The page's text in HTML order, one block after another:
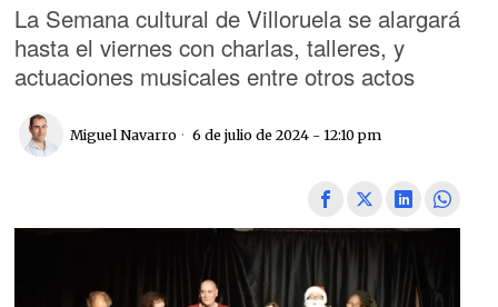
La Semana cultural de Villoruela se alargará
hasta el viernes con charlas, talleres, y
actuaciones musicales entre otros actos
Miguel Navarro 6 de julio de 2024 - 12:10 pm